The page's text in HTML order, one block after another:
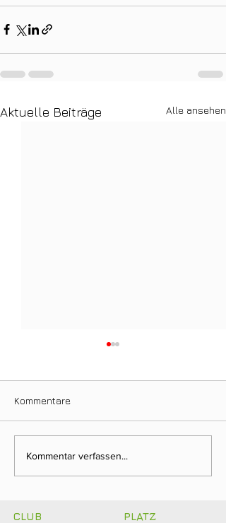
Aktuelle Beiträge Alle ansehen
Clubmeisterschaften
2026: Abschlagen,
Kommentare
Kommentar verfassen...
CLUB PLATZ